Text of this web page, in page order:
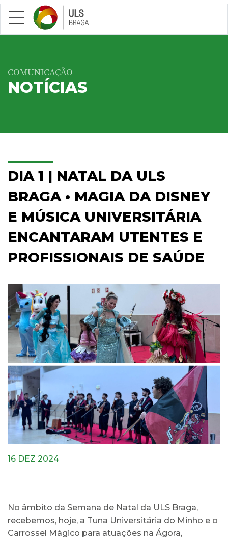
Saltar para conteúdo principal
COMUNICAÇÃO
NOTÍCIAS
DIA 1 | NATAL DA ULS
BRAGA • MAGIA DA DISNEY
E MÚSICA UNIVERSITÁRIA
ENCANTARAM UTENTES E
PROFISSIONAIS DE SAÚDE
16 DEZ 2024
No âmbito da Semana de Natal da ULS Braga,
recebemos, hoje, a Tuna Universitária do Minho e o
Carrossel Mágico para atuações na Ágora,